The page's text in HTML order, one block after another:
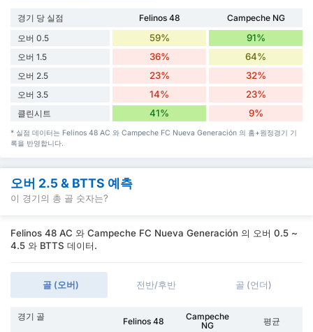
경기 당 실점 Felinos 48
Campeche NG
오버 0.5
59% 91%
오버 1.5 36% 64%
오버 2.5 23% 32%
오버 3.5 14% 23%
클린시트 41% 9%
* 실점 데이터는 Felinos 48 AC 와 Campeche FC Nueva Generación 의 홈+원정경기 기
록을 반영합니다.
오버 2.5 & BTTS 예측
이 경기의 총 골 숫자는?
Felinos 48 AC 와 Campeche FC Nueva Generación 의 오버 0.5 ~
4.5 와 BTTS 데이터.
골 (오버) 전반/후반 골 (언더)
경기 골 Felinos 48
Campeche
NG
평균